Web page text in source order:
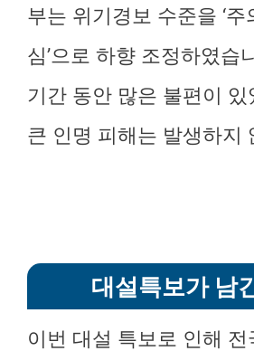
부는 위기경보 수준을 ‘주
심’으로 하향 조정하였습
기간 동안 많은 불편이 있
큰 인명 피해는 발생하지
대설특보가 남
이번 대설 특보로 인해 전